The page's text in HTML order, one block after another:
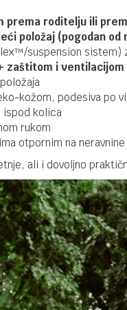
prema roditelju ili
položaj (pogodan od
suspension sistem)
zaštitom i ventilacijom
kožom, podesiva po
ispod kolica
rukom
otpornim na neravnine
ali i dovoljno